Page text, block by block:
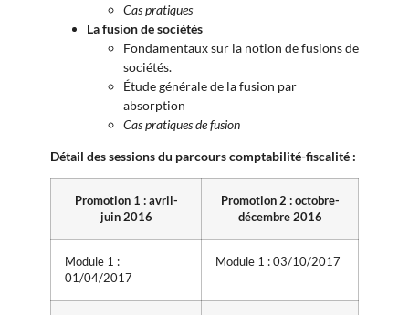
Cas pratiques
La fusion de sociétés
Fondamentaux sur la notion de fusions de
sociétés.
Étude générale de la fusion par
absorption
Cas pratiques de fusion
Détail des sessions du parcours comptabilité-fiscalité :
Promotion 1 : avril-
juin 2016
Promotion 2 : octobre-
décembre 2016
Module 1 :
01/04/2017
Module 1 : 03/10/2017